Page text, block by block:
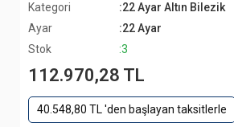
Kategori
:22 Ayar Altın Bilezik
Ayar
:22 Ayar
Stok
:3
112.970,28 TL
40.548,80 TL 'den başlayan taksitlerle